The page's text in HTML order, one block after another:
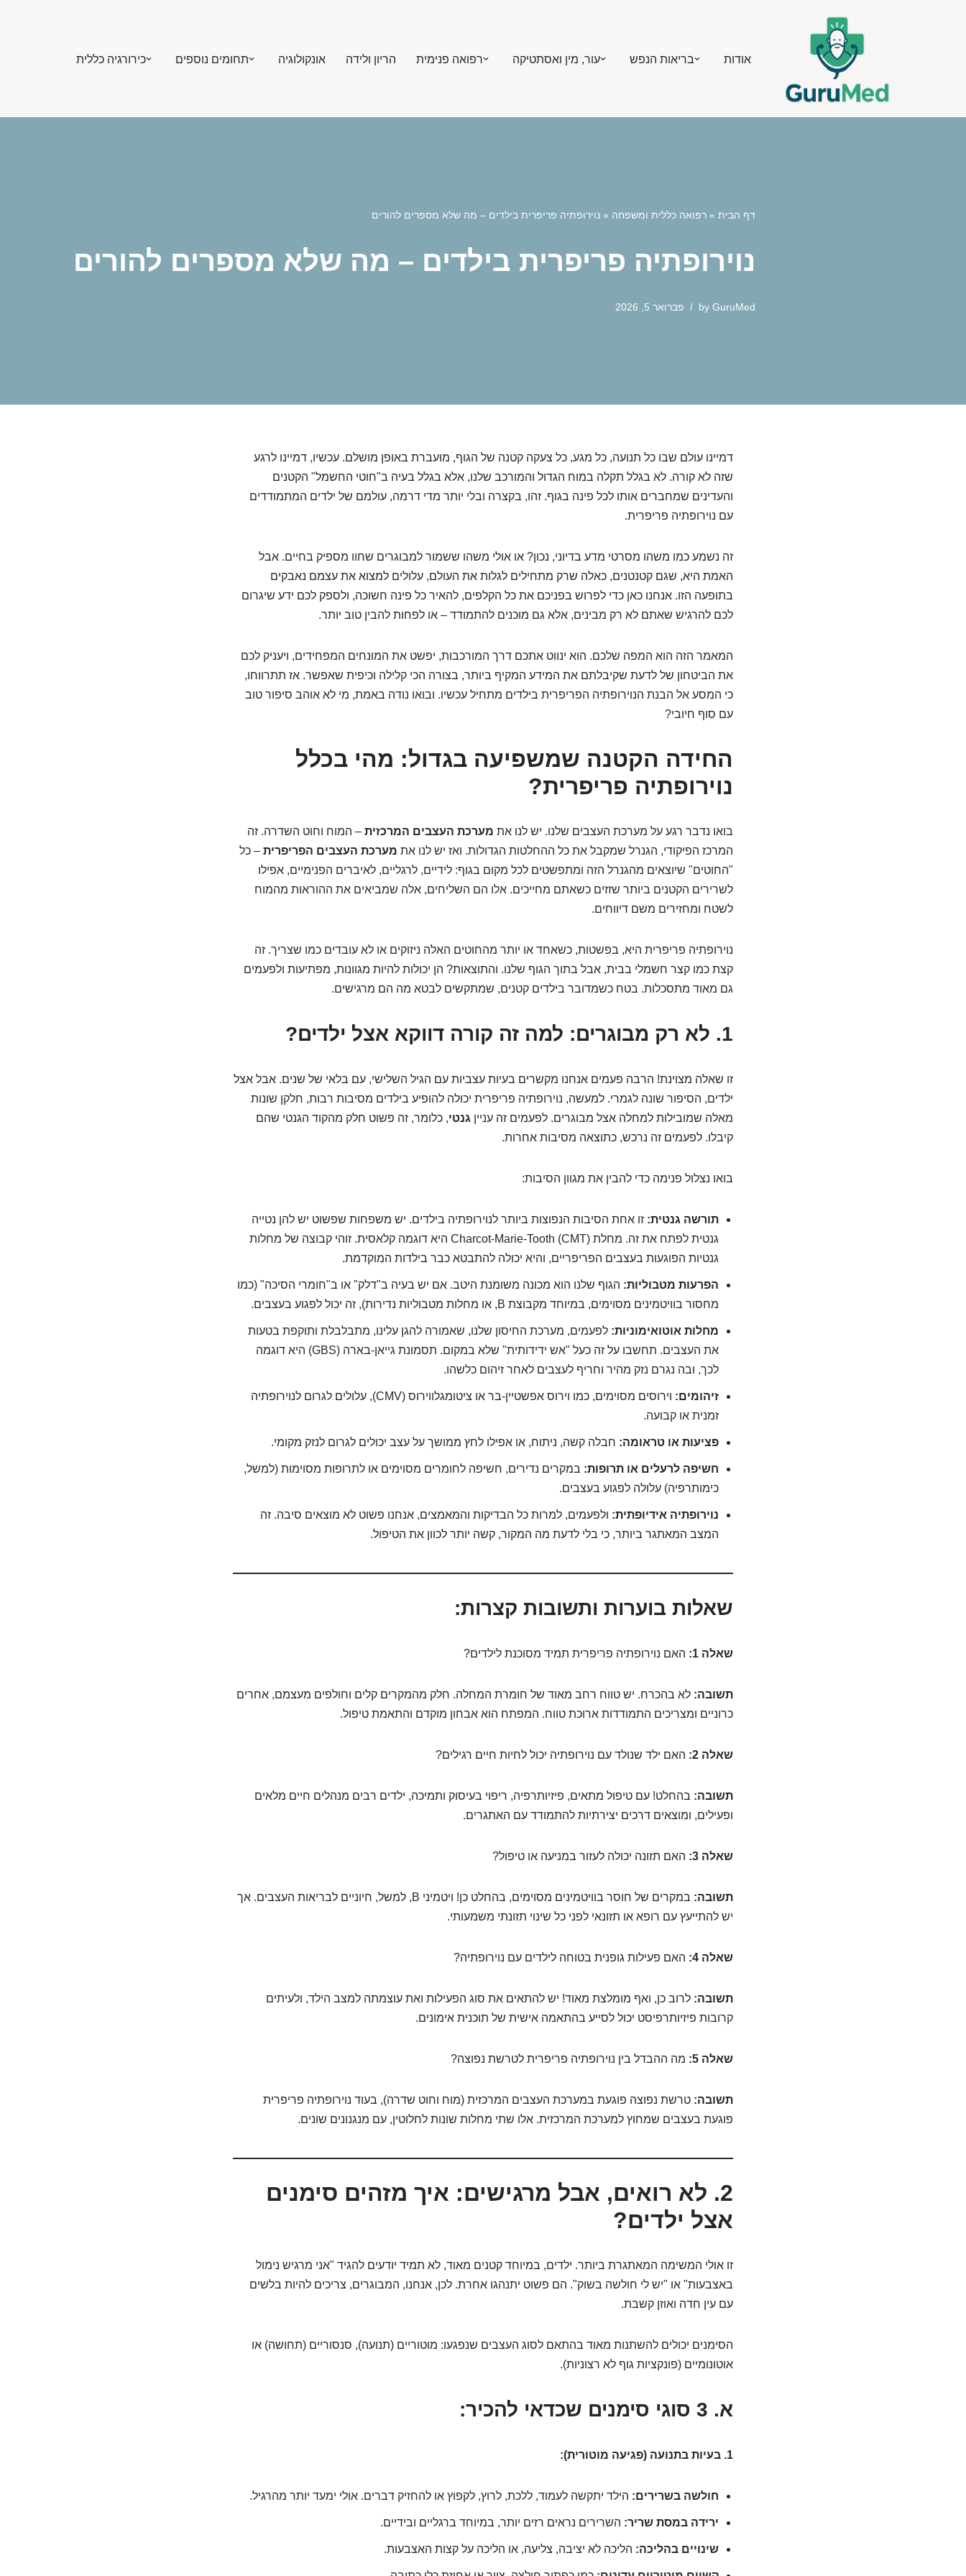
אודות בריאות הנפש עור, מין ואסתטיקה רפואה פנימית הריון ולידה אונקולוגיה תחומים נוספים כירורגיה כללית
דף הבית » רפואה כללית ומשפחה » נוירופתיה פריפרית בילדים – מה שלא מספרים להורים
נוירופתיה פריפרית בילדים – מה שלא מספרים להורים
by GuruMed פברואר 5, 2026
דמיינו עולם שבו כל תנועה, כל מגע, כל צעקה קטנה של הגוף, מועברת באופן מושלם. עכשיו, דמיינו לרגע
שזה לא קורה. לא בגלל תקלה במוח הגדול והמורכב שלנו, אלא בגלל בעיה ב"חוטי החשמל" הקטנים
והעדינים שמחברים אותו לכל פינה בגוף. זהו, בקצרה ובלי יותר מדי דרמה, עולמם של ילדים המתמודדים
עם נוירופתיה פריפרית.
זה נשמע כמו משהו מסרטי מדע בדיוני, נכון? או אולי משהו ששמור למבוגרים שחוו מספיק בחיים. אבל
האמת היא, שגם קטנטנים, כאלה שרק מתחילים לגלות את העולם, עלולים למצוא את עצמם נאבקים
בתופעה הזו. אנחנו כאן כדי לפרוש בפניכם את כל הקלפים, להאיר כל פינה חשוכה, ולספק לכם ידע שיגרום
לכם להרגיש שאתם לא רק מבינים, אלא גם מוכנים להתמודד – או לפחות להבין טוב יותר.
המאמר הזה הוא המפה שלכם. הוא ינווט אתכם דרך המורכבות, יפשט את המונחים המפחידים, ויעניק לכם
את הביטחון של לדעת שקיבלתם את המידע המקיף ביותר, בצורה הכי קלילה וכיפית שאפשר. אז תתרווחו,
כי המסע אל הבנת הנוירופתיה הפריפרית בילדים מתחיל עכשיו. ובואו נודה באמת, מי לא אוהב סיפור טוב
עם סוף חיובי?
החידה הקטנה שמשפיעה בגדול: מהי בכלל
נוירופתיה פריפרית?
בואו נדבר רגע על מערכת העצבים שלנו. יש לנו את מערכת העצבים המרכזית – המוח וחוט השדרה. זה
המרכז הפיקודי, הגנרל שמקבל את כל ההחלטות הגדולות. ואז יש לנו את מערכת העצבים הפריפרית – כל
"החוטים" שיוצאים מהגנרל הזה ומתפשטים לכל מקום בגוף: לידיים, לרגליים, לאיברים הפנימיים, אפילו
לשרירים הקטנים ביותר שזזים כשאתם מחייכים. אלו הם השליחים, אלה שמביאים את ההוראות מהמוח
לשטח ומחזירים משם דיווחים.
נוירופתיה פריפרית היא, בפשטות, כשאחד או יותר מהחוטים האלה ניזוקים או לא עובדים כמו שצריך. זה
קצת כמו קצר חשמלי בבית, אבל בתוך הגוף שלנו. והתוצאות? הן יכולות להיות מגוונות, מפתיעות ולפעמים
גם מאוד מתסכלות. בטח כשמדובר בילדים קטנים, שמתקשים לבטא מה הם מרגישים.
1. לא רק מבוגרים: למה זה קורה דווקא אצל ילדים?
זו שאלה מצוינת! הרבה פעמים אנחנו מקשרים בעיות עצביות עם הגיל השלישי, עם בלאי של שנים. אבל אצל
ילדים, הסיפור שונה לגמרי. למעשה, נוירופתיה פריפרית יכולה להופיע בילדים מסיבות רבות, חלקן שונות
מאלה שמובילות למחלה אצל מבוגרים. לפעמים זה עניין גנטי, כלומר, זה פשוט חלק מהקוד הגנטי שהם
קיבלו. לפעמים זה נרכש, כתוצאה מסיבות אחרות.
בואו נצלול פנימה כדי להבין את מגוון הסיבות:
תורשה גנטית: זו אחת הסיבות הנפוצות ביותר לנוירופתיה בילדים. יש משפחות שפשוט יש להן נטייה
גנטית לפתח את זה. מחלת Charcot-Marie-Tooth (CMT) היא דוגמה קלאסית. זוהי קבוצה של מחלות
גנטיות הפוגעות בעצבים הפריפריים, והיא יכולה להתבטא כבר בילדות המוקדמת.
הפרעות מטבוליות: הגוף שלנו הוא מכונה משומנת היטב. אם יש בעיה ב"דלק" או ב"חומרי הסיכה" (כמו
מחסור בוויטמינים מסוימים, במיוחד מקבוצת B, או מחלות מטבוליות נדירות), זה יכול לפגוע בעצבים.
מחלות אוטואימוניות: לפעמים, מערכת החיסון שלנו, שאמורה להגן עלינו, מתבלבלת ותוקפת בטעות
את העצבים. תחשבו על זה כעל "אש ידידותית" שלא במקום. תסמונת גייאן-בארה (GBS) היא דוגמה
לכך, ובה נגרם נזק מהיר וחריף לעצבים לאחר זיהום כלשהו.
זיהומים:
וירוסים מסוימים, כמו וירוס אפשטיין-בר או ציטומגלווירוס (CMV), עלולים לגרום לנוירופתיה
זמנית או קבועה.
פציעות או טראומה: חבלה קשה, ניתוח, או אפילו לחץ ממושך על עצב יכולים לגרום לנזק מקומי.
חשיפה לרעלים או תרופות: במקרים נדירים, חשיפה לחומרים מסוימים או לתרופות מסוימות (למשל,
כימותרפיה) עלולה לפגוע בעצבים.
נוירופתיה אידיופתית: ולפעמים, למרות כל הבדיקות והמאמצים, אנחנו פשוט לא מוצאים סיבה. זה
המצב המאתגר ביותר, כי בלי לדעת מה המקור, קשה יותר לכוון את הטיפול.
שאלות בוערות ותשובות קצרות:
שאלה 1: האם נוירופתיה פריפרית תמיד מסוכנת לילדים?
תשובה: לא בהכרח. יש טווח רחב מאוד של חומרת המחלה. חלק מהמקרים קלים וחולפים מעצמם, אחרים
כרוניים ומצריכים התמודדות ארוכת טווח. המפתח הוא אבחון מוקדם והתאמת טיפול.
שאלה 2: האם ילד שנולד עם נוירופתיה יכול לחיות חיים רגילים?
תשובה: בהחלט! עם טיפול מתאים, פיזיותרפיה, ריפוי בעיסוק ותמיכה, ילדים רבים מנהלים חיים מלאים
ופעילים, ומוצאים דרכים יצירתיות להתמודד עם האתגרים.
שאלה 3: האם תזונה יכולה לעזור במניעה או טיפול?
תשובה:
במקרים של חוסר בוויטמינים מסוימים, בהחלט כן! ויטמיני B, למשל, חיוניים לבריאות העצבים. אך
יש להתייעץ עם רופא או תזונאי לפני כל שינוי תזונתי משמעותי.
שאלה 4: האם פעילות גופנית בטוחה לילדים עם נוירופתיה?
תשובה: לרוב כן, ואף מומלצת מאוד! יש להתאים את סוג הפעילות ואת עוצמתה למצב הילד, ולעיתים
קרובות פיזיותרפיסט יכול לסייע בהתאמה אישית של תוכנית אימונים.
שאלה 5: מה ההבדל בין נוירופתיה פריפרית לטרשת נפוצה?
תשובה: טרשת נפוצה פוגעת במערכת העצבים המרכזית (מוח וחוט שדרה), בעוד נוירופתיה פריפרית
פוגעת בעצבים שמחוץ למערכת המרכזית. אלו שתי מחלות שונות לחלוטין, עם מנגנונים שונים.
2. לא רואים, אבל מרגישים: איך מזהים סימנים
אצל ילדים?
זו אולי המשימה המאתגרת ביותר. ילדים, במיוחד קטנים מאוד, לא תמיד יודעים להגיד "אני מרגיש נימול
באצבעות" או "יש לי חולשה בשוק". הם פשוט יתנהגו אחרת. לכן, אנחנו, המבוגרים, צריכים להיות בלשים
עם עין חדה ואוזן קשבת.
הסימנים יכולים להשתנות מאוד בהתאם לסוג העצבים שנפגעו: מוטוריים (תנועה), סנסוריים (תחושה) או
אוטונומיים (פונקציות גוף לא רצוניות).
א. 3 סוגי סימנים שכדאי להכיר:
1. בעיות בתנועה (פגיעה מוטורית):
חולשה בשרירים: הילד יתקשה לעמוד, ללכת, לרוץ, לקפוץ או להחזיק דברים. אולי ימעד יותר מהרגיל.
ירידה במסת שריר: השרירים נראים רזים יותר, במיוחד ברגליים ובידיים.
שינויים בהליכה: הליכה לא יציבה, צליעה, או הליכה על קצות האצבעות.